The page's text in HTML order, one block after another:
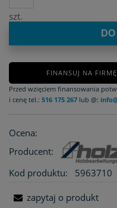
szt.
FINANSUJ NA FIRMĘ
Przed wzięciem finansowania
i cenę tel.: 516 175 267 lub @:
Ocena:
Producent:
Kod produktu:
5963710
zapytaj o produkt